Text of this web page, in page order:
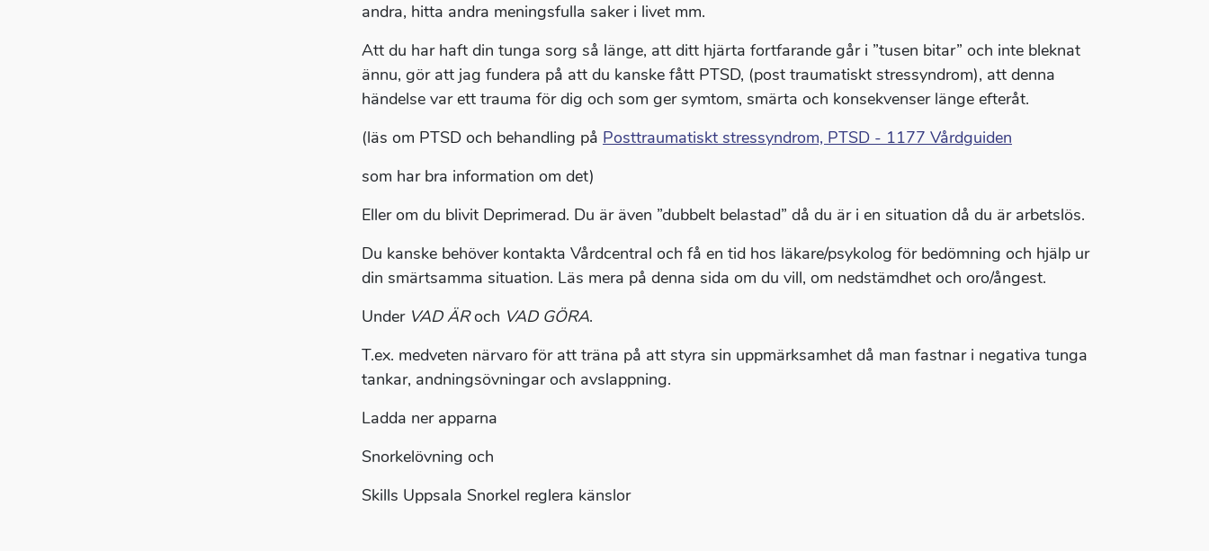
andra, hitta andra meningsfulla saker i livet mm.
Att du har haft din tunga sorg så länge, att ditt hjärta fortfarande går i ”tusen bitar” och inte bleknat
ännu, gör att jag fundera på att du kanske fått PTSD, (post traumatiskt stressyndrom), att denna
händelse var ett trauma för dig och som ger symtom, smärta och konsekvenser länge efteråt.
(läs om PTSD och behandling på Posttraumatiskt stressyndrom, PTSD - 1177 Vårdguiden
som har bra information om det)
Eller om du blivit Deprimerad. Du är även ”dubbelt belastad” då du är i en situation då du är arbetslös.
Du kanske behöver kontakta Vårdcentral och få en tid hos läkare/psykolog för bedömning och hjälp ur
din smärtsamma situation. Läs mera på denna sida om du vill, om nedstämdhet och oro/ångest.
Under VAD ÄRoch VAD GÖRA.
T.ex. medveten närvaro för att träna på att styra sin uppmärksamhet då man fastnar i negativa tunga
tankar, andningsövningar och avslappning.
Ladda ner apparna
Snorkelövning och
Skills Uppsala Snorkel reglera känslor